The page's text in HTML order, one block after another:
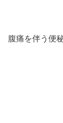
腹痛を伴う便